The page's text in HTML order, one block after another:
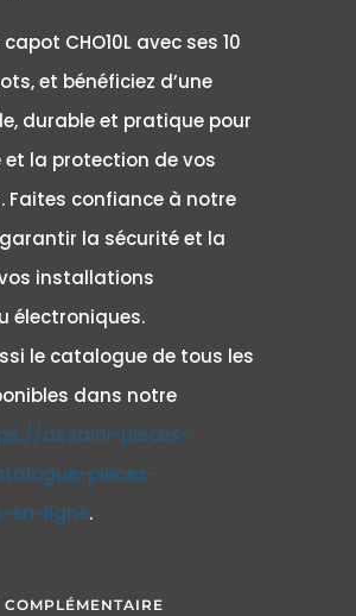
CHO10L avec ses 10
et bénéficiez d’une
durable et pratique pour
et la protection de vos
Faites confiance à notre
la sécurité et la
installations
électroniques.
le catalogue de tous les
dans notre
assaini-pieces-
pieces-
en-ligne.